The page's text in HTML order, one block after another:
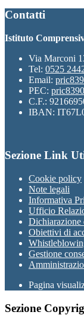
Contatti
Istituto
Via Marconi
Tel: 0525
Email:
PEC:
C.F.:
IBAN:
Sezione Link
Cookie policy
Note legali
Informativa
Ufficio
Dichiarazione
Obiettivi di
Gestione
Pagina
Sezione